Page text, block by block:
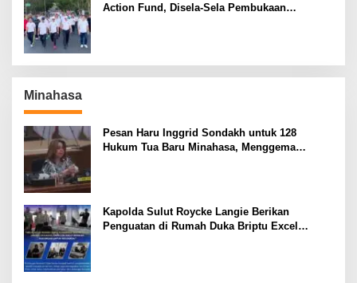
Action Fund, Disela-Sela Pembukaan
Minahasa
Pesan Haru Inggrid Sondakh untuk 128
Hukum Tua Baru Minahasa, Menggema
Kapolda Sulut Roycke Langie Berikan
Penguatan di Rumah Duka Briptu Excel